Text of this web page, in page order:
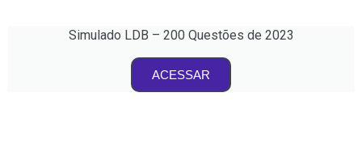
Simulado LDB – 200 Questões de 2023
ACESSAR